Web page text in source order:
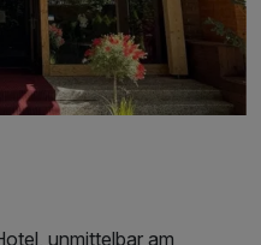
unmittelbar am